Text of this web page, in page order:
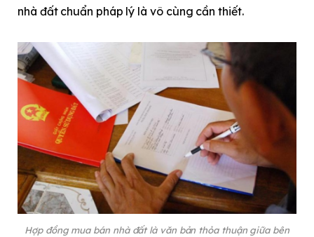
nhà đất chuẩn pháp lý là vô cùng cần thiết.
Hợp đồng mua bán nhà đất là văn bản thỏa thuận giữa bên